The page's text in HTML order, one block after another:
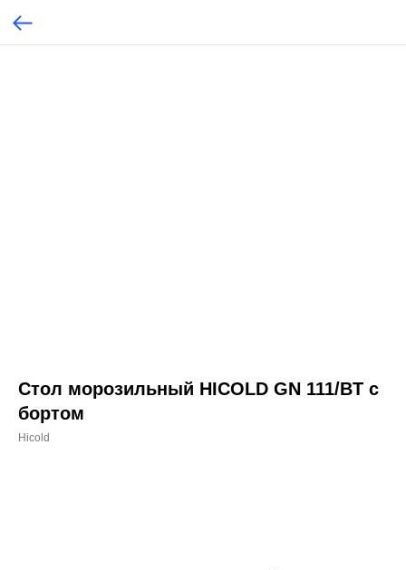
Стол морозильный HICOLD GN 111/BT с
бортом
Hicold